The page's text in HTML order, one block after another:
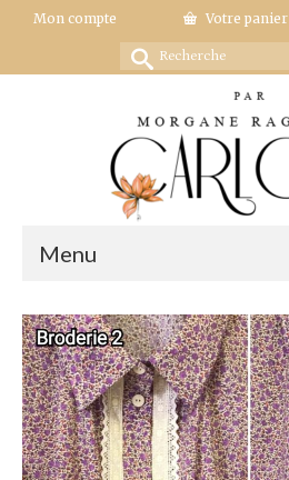
Mon compte Votre panier
Rechercher :
Menu